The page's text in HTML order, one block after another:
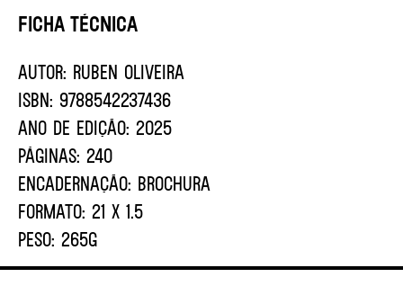
Ficha Técnica
AUTOR: Ruben Oliveira
ISBN: 9788542237436
ANO DE EDIÇÃO: 2025
PÁGINAS: 240
ENCADERNAÇÃO: BROCHURA
FORMATO: 21 X 1.5
PESO: 265G